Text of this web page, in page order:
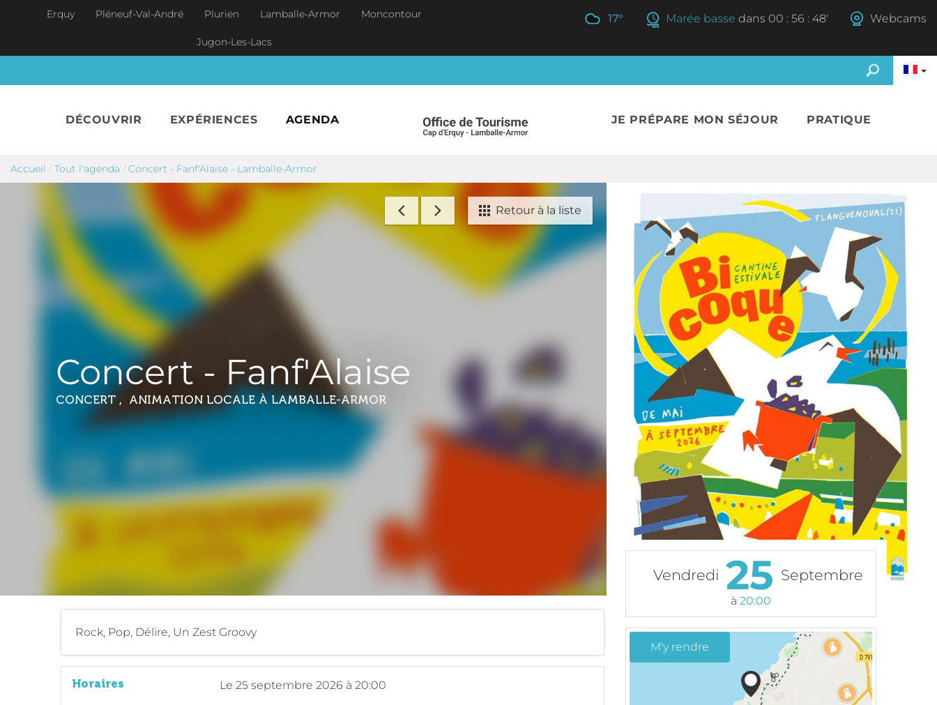
Aller au contenu principal
Erquy Pléneuf-Val-André Plurien Lamballe-Armor Moncontour
Jugon-Les-Lacs
17° Marée basse dans 00 : 56 : 47' Webcams
DÉCOUVRIR EXPÉRIENCES AGENDA JE PRÉPARE MON SÉJOUR PRATIQUE
Accueil / Tout l'agenda / Concert - Fanf'Alaise - Lamballe-Armor
Retour à la liste
Concert - Fanf'Alaise
CONCERT , ANIMATION LOCALEÀ LAMBALLE-ARMOR
Rock, Pop, Délire, Un Zest Groovy
Horaires Le 25 septembre 2026 à 20:00
Vendredi 25 Septembre
à 20:00
M'y rendre